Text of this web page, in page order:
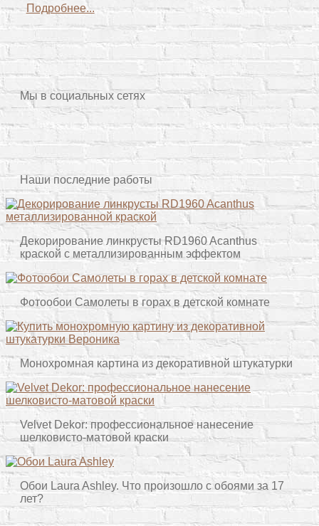
Подробнее...
Мы в социальных сетях
Наши последние работы
Декорирование линкрусты RD1960 Acanthus
краской с металлизированным эффектом
Фотообои Самолеты в горах в детской комнате
Монохромная картина из декоративной штукатурки
Velvet Dekor: профессиональное нанесение
шелковисто-матовой краски
Обои Laura Ashley. Что произошло с обоями за 17
лет?